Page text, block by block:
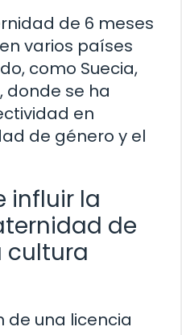
de 6 meses
varios países
como Suecia,
donde se ha
en
de género y el
influir la
de
cultura
de una licencia